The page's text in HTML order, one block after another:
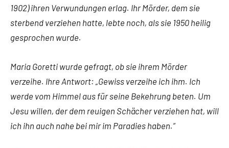
1902) ihren Verwundungen erlag. Ihr Mörder, dem sie
sterbend verziehen hatte, lebte noch, als sie 1950 heilig
gesprochen wurde.
Maria Goretti wurde gefragt, ob sie ihrem Mörder
verzeihe. Ihre Antwort: „Gewiss verzeihe ich ihm. Ich
werde vom Himmel aus für seine Bekehrung beten. Um
Jesu willen, der dem reuigen Schächer verziehen hat, will
ich ihn auch nahe bei mir im Paradies haben.“